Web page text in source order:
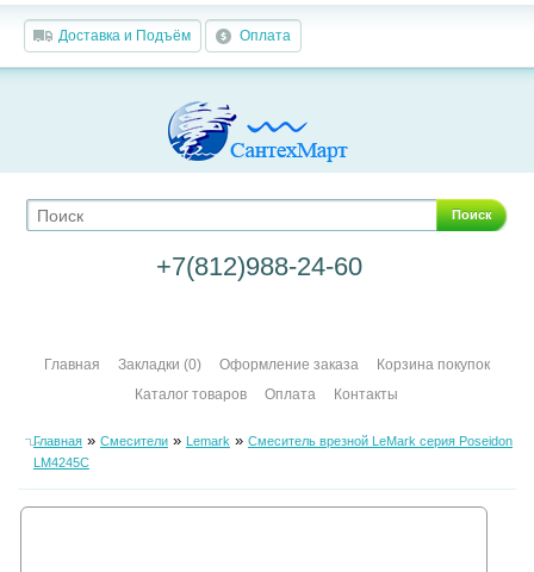
Доставка и Подъём Оплата
Поиск
+7(812)988-24-60
Главная Закладки (0) Оформление заказа
Корзина покупок
Каталог товаров
Оплата Контакты
Главная» Смесители» Lemark» Смеситель врезной LeMark серия Poseidon
LM4245C